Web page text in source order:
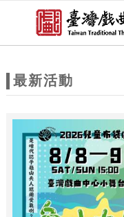
站
題
跳到主要內容
網站導覽
最新活動